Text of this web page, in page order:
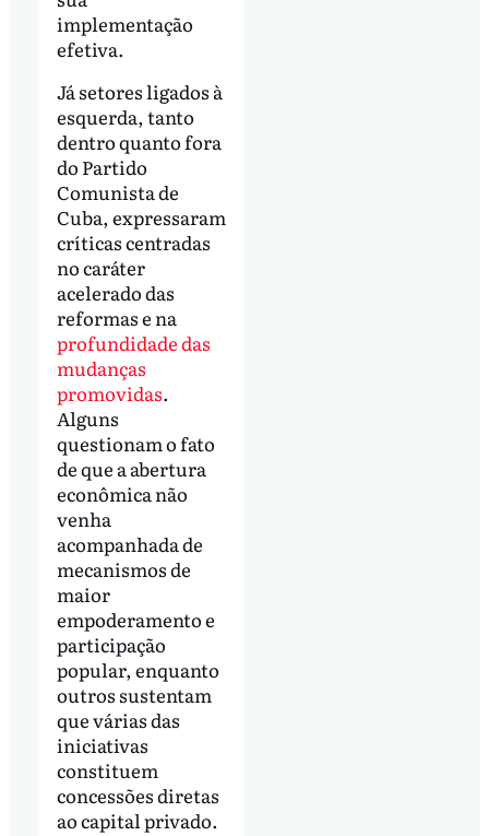
implementação
efetiva.
Já setores ligados à
esquerda, tanto
dentro quanto fora
do Partido
Comunista de
Cuba, expressaram
críticas centradas
no caráter
acelerado das
reformas e na
profundidade das
mudanças
promovidas.
Alguns
questionam o fato
de que a abertura
econômica não
venha
acompanhada de
mecanismos de
maior
empoderamento e
participação
popular, enquanto
outros sustentam
que várias das
iniciativas
constituem
concessões diretas
ao capital privado.